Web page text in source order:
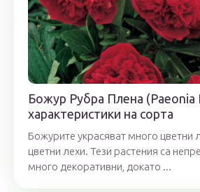
Божур Рубра Плена (Paeonia
характеристики на сорта
Божурите украсяват много цветни
цветни лехи. Тези растения са
много декоративни, докато ...